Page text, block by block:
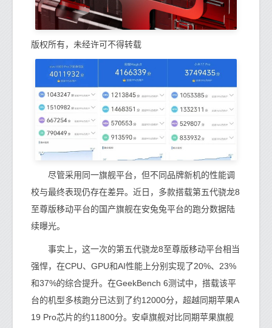
版权所有，未经许可不得转载
尽管采用同一旗舰平台，但不同品牌新机的性能调
校与最终表现仍存在差异。近日，多款搭载第五代骁龙8
至尊版移动平台的国产旗舰在安兔兔平台的跑分数据陆
续曝光。
事实上，这一次的第五代骁龙8至尊版移动平台相当
强悍，在CPU、GPU和AI性能上分别实现了20%、23%
和37%的综合提升。在GeekBench 6测试中，搭载该平
台的机型多核跑分已达到了约12000分，超越同期苹果A
19 Pro芯片的约11800分。安卓旗舰对比同期苹果旗舰